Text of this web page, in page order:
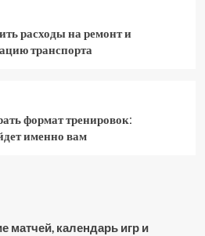
расходы на ремонт и
транспорта
формат тренировок:
именно вам
матчей, календарь игр и